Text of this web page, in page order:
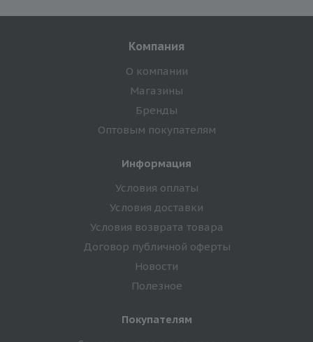
Компания
О компании
Магазины
Бренды
Оптовым покупателям
Информация
Условия оплаты
Условия доставки
Условия возврата товара
Договор публичной оферты
Новости
Полезное
Покупателям